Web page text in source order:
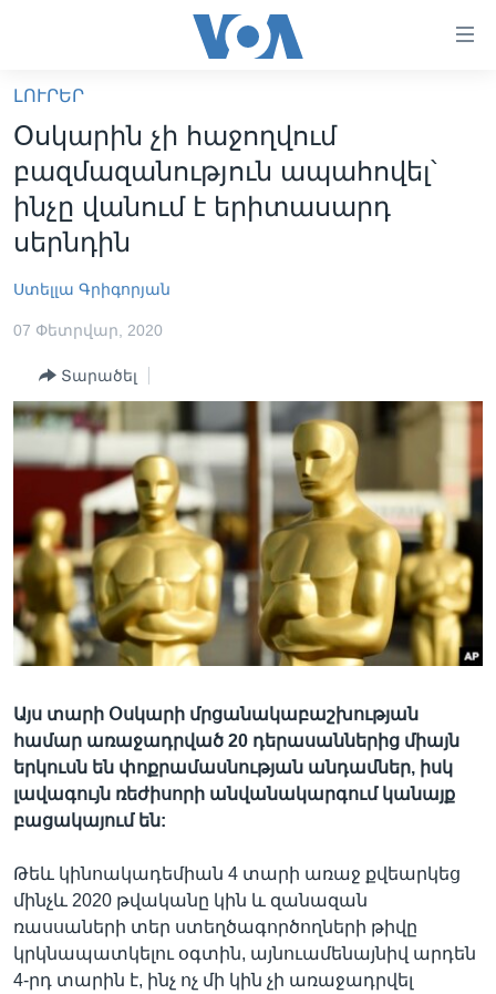
հիմնական
բովանդակությանը
անցնել
հիմնական
բովանդակությանը
հիմնական
ԼՈՒՐԵՐ
ՍՓՅՈՒՌՔ
ՏԵՍԱՆՅՈՒԹԵՐ
ԿԱՊ ՄԵԶ ՀԵՏ
Learning English
ՀԵՏԵՒԵՔ ՄԵԶ
Լեզուներ
ԼՈՒՐԵՐ
Օսկարին չի հաջողվում
բազմազանություն ապահովել՝
ինչը վանում է երիտասարդ
սերնդին
Ստելլա Գրիգորյան
07 Փետրվար, 2020
Տարածել
Այս տարի Օսկարի մրցանակաբաշխության
համար առաջադրված 20 դերասաններից միայն
երկուսն են փոքրամասնության անդամներ, իսկ
լավագույն ռեժիսորի անվանակարգում կանայք
բացակայում են:
Թեև կինոակադեմիան 4 տարի առաջ քվեարկեց
մինչև 2020 թվականը կին և զանազան
ռասսաների տեր ստեղծագործողների թիվը
կրկնապատկելու օգտին, այնուամենայնիվ արդեն
4-րդ տարին է, ինչ ոչ մի կին չի առաջադրվել